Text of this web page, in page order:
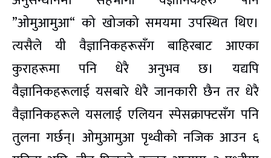
”ओमुआमुआ“ को खोजको समयमा उपस्थित थिए।
त्यसैले यी वैज्ञानिकहरूसँग बाहिरबाट आएका
कुराहरूमा पनि धेरै अनुभव छ। यद्यपि
वैज्ञानिकहरूलाई यसबारे धेरै जानकारी छैन तर धेरै
वैज्ञानिकहरूले यसलाई एलियन स्पेसक्राफ्टसँग पनि
तुलना गर्छन्। ओमुआमुआ पृथ्वीको नजिक आउन ६